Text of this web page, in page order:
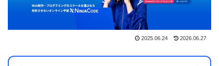
2025.06.24 2026.06.27